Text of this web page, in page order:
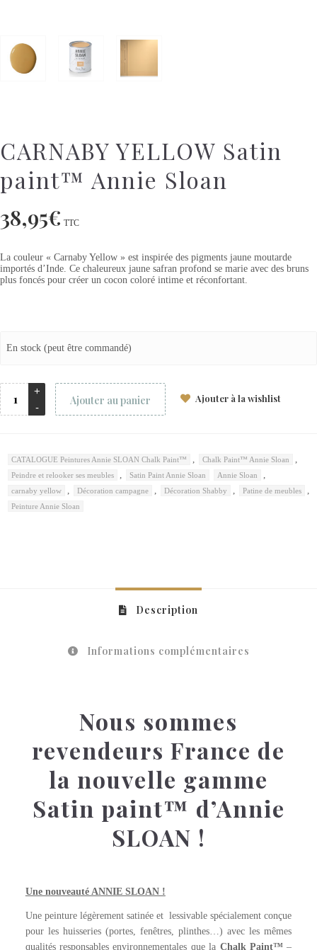
CARNABY YELLOW Satin
paint™ Annie Sloan
38,95€ TTC
La couleur « Carnaby Yellow » est inspirée des pigments jaune moutarde
importés d’Inde. Ce chaleureux jaune safran profond se marie avec des bruns
plus foncés pour créer un cocon coloré intime et réconfortant.
En stock (peut être commandé)
Ajouter au panier Ajouter à la wishlist
CATALOGUE Peintures Annie SLOAN Chalk Paint™ Chalk Paint™ Annie Sloan
Peindre et relooker ses meubles Satin Paint Annie Sloan Annie Sloan
carnaby yellow Décoration campagne Décoration Shabby Patine de meubles
Peinture Annie Sloan
Description
Informations complémentaires
Nous sommes
revendeurs France de
la nouvelle gamme
Satin paint™ d’Annie
SLOAN !
Une nouveauté ANNIE SLOAN !
Une peinture légèrement satinée et lessivable spécialement conçue
pour les huisseries (portes, fenêtres, plinthes…) avec les mêmes
qualités responsables environnementales que la Chalk Paint™–